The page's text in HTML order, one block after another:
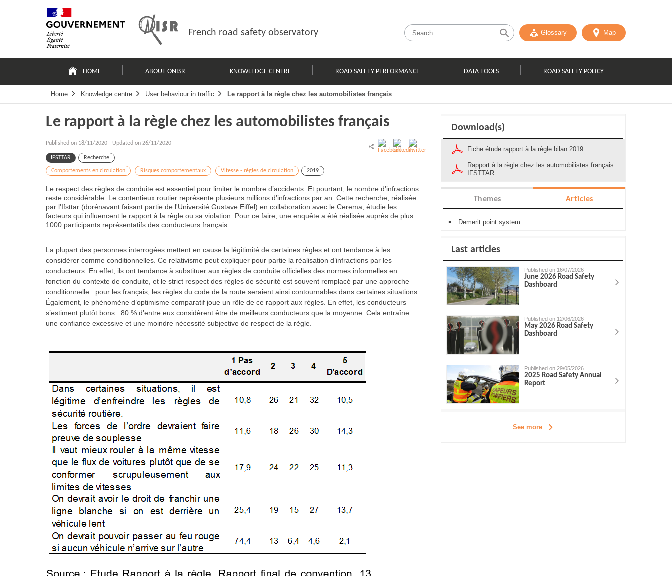
French road safety observatory Glossary Map
principale
HOME ABOUT ONISR KNOWLEDGE CENTRE ROAD SAFETY PERFORMANCE DATA TOOLS ROAD SAFETY POLICY
Home Knowledge centre User behaviour in traffic Le rapport à la règle chez les automobilistes français
Le rapport à la règle chez les automobilistes français
Published on 18/11/2020 - Updated on 26/11/2020
IFSTTAR Recherche
Comportements en circulation Risques comportementaux Vitesse - règles de circulation 2019
Le respect des règles de conduite est essentiel pour limiter le nombre d’accidents. Et pourtant, le nombre d’infractions
reste considérable. Le contentieux routier représente plusieurs millions d’infractions par an. Cette recherche, réalisée
par l'Ifsttar (dorénavant faisant partie de l'Université Gustave Eiffel) en collaboration avec le Cerema, étudie les
facteurs qui influencent le rapport à la règle ou sa violation. Pour ce faire, une enquête a été réalisée auprès de plus
1000 participants représentatifs des conducteurs français.
La plupart des personnes interrogées mettent en cause la légitimité de certaines règles et ont tendance à les
considérer comme conditionnelles. Ce relativisme peut expliquer pour partie la réalisation d’infractions par les
conducteurs. En effet, ils ont tendance à substituer aux règles de conduite officielles des normes informelles en
fonction du contexte de conduite, et le strict respect des règles de sécurité est souvent remplacé par une approche
conditionnelle : pour les français, les règles du code de la route seraient ainsi contournables dans certaines situations.
Également, le phénomène d’optimisme comparatif joue un rôle de ce rapport aux règles. En effet, les conducteurs
s’estiment plutôt bons : 80 % d’entre eux considèrent être de meilleurs conducteurs que la moyenne. Cela entraîne
une confiance excessive et une moindre nécessité subjective de respect de la règle.
Download(s)
Fiche étude rapport à la règle bilan 2019
Rapport à la règle chez les automobilistes français
IFSTTAR
Themes Articles
Demerit point system
Last articles
Published on 16/07/2026
June 2026 Road Safety
Dashboard
Published on 12/06/2026
May 2026 Road Safety
Dashboard
Published on 29/05/2026
2025 Road Safety Annual
Report
See more